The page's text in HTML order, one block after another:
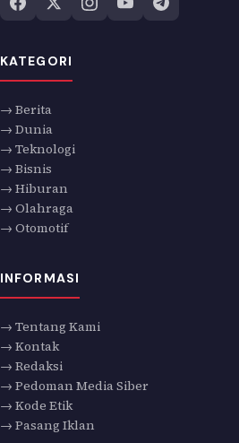
KATEGORI
→ Berita
→ Dunia
→ Teknologi
→ Bisnis
→ Hiburan
→ Olahraga
→ Otomotif
INFORMASI
→ Tentang Kami
→ Kontak
→ Redaksi
→ Pedoman Media Siber
→ Kode Etik
→ Pasang Iklan